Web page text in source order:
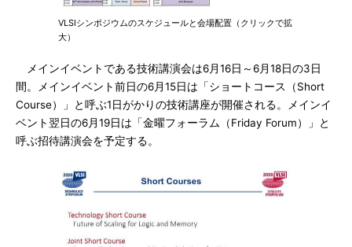
VLSIシンポジウムのスケジュールと会場配置（クリックで拡
大）
メインイベントである技術講演会は6月16日～6月18日の3日
間。メインイベント前日の6月15日は「ショートコース（Short
Course）」と呼ぶ1日がかりの技術講座が開催される。メインイ
ベント翌日の6月19日は「金曜フォーラム（Friday Forum）」と
呼ぶ招待講演会を予定する。